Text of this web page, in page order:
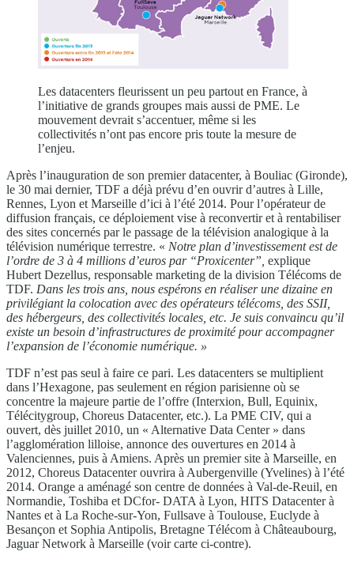
Les datacenters fleurissent un peu partout en France, à
l’initiative de grands groupes mais aussi de PME. Le
mouvement devrait s’accentuer, même si les
collectivités n’ont pas encore pris toute la mesure de
l’enjeu.
Après l’inauguration de son premier datacenter, à Bouliac (Gironde),
le 30 mai dernier, TDF a déjà prévu d’en ouvrir d’autres à Lille,
Rennes, Lyon et Marseille d’ici à l’été 2014. Pour l’opérateur de
diffusion français, ce déploiement vise à reconvertir et à rentabiliser
des sites concernés par le passage de la télévision analogique à la
télévision numérique terrestre. « Notre plan d’investissement est de
l’ordre de 3 à 4 millions d’euros par “Proxicenter”, explique
Hubert Dezellus, responsable marketing de la division Télécoms de
TDF. Dans les trois ans, nous espérons en réaliser une dizaine en
privilégiant la colocation avec des opérateurs télécoms, des SSII,
des hébergeurs, des collectivités locales, etc. Je suis convaincu qu’il
existe un besoin d’infrastructures de proximité pour accompagner
l’expansion de l’économie numérique. »
TDF n’est pas seul à faire ce pari. Les datacenters se multiplient
dans l’Hexagone, pas seulement en région parisienne où se
concentre la majeure partie de l’offre (Interxion, Bull, Equinix,
Télécitygroup, Choreus Datacenter, etc.). La PME CIV, qui a
ouvert, dès juillet 2010, un « Alternative Data Center » dans
l’agglomération lilloise, annonce des ouvertures en 2014 à
Valenciennes, puis à Amiens. Après un premier site à Marseille, en
2012, Choreus Datacenter ouvrira à Aubergenville (Yvelines) à l’été
2014. Orange a aménagé son centre de données à Val-de-Reuil, en
Normandie, Toshiba et DCfor- DATA à Lyon, HITS Datacenter à
Nantes et à La Roche-sur-Yon, Fullsave à Toulouse, Euclyde à
Besançon et Sophia Antipolis, Bretagne Télécom à Châteaubourg,
Jaguar Network à Marseille (voir carte ci-contre).